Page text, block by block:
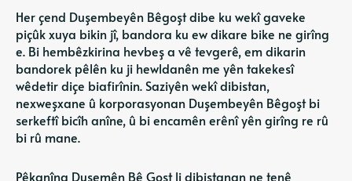
Her çend Duşembeyên Bêgoşt dibe ku wekî gaveke
piçûk xuya bikin jî, bandora ku ew dikare bike ne girîng
e. Bi hembêzkirina hevbeş a vê tevgerê, em dikarin
bandorek pêlên ku ji hewldanên me yên takekesî
wêdetir diçe biafirînin. Saziyên wekî dibistan,
nexweşxane û korporasyonan Duşembeyên Bêgoşt bi
serkeftî bicîh anîne, û bi encamên erênî yên girîng re rû
bi rû mane.
Pêkanîna Duşemên Bê Goşt li dibistanan ne tenê